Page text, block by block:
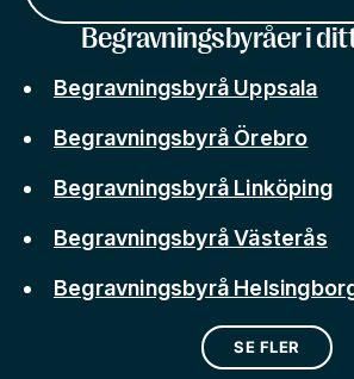
Begravningsbyråer i
Begravningsbyrå Uppsala
Begravningsbyrå Örebro
Begravningsbyrå Linköping
Begravningsbyrå Västerås
Begravningsbyrå
SE FLER